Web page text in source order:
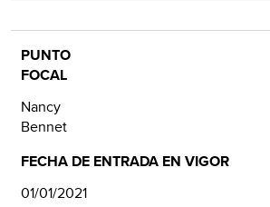
PUNTO
FOCAL
Nancy
Bennet
FECHA DE ENTRADA EN VIGOR
01/01/2021